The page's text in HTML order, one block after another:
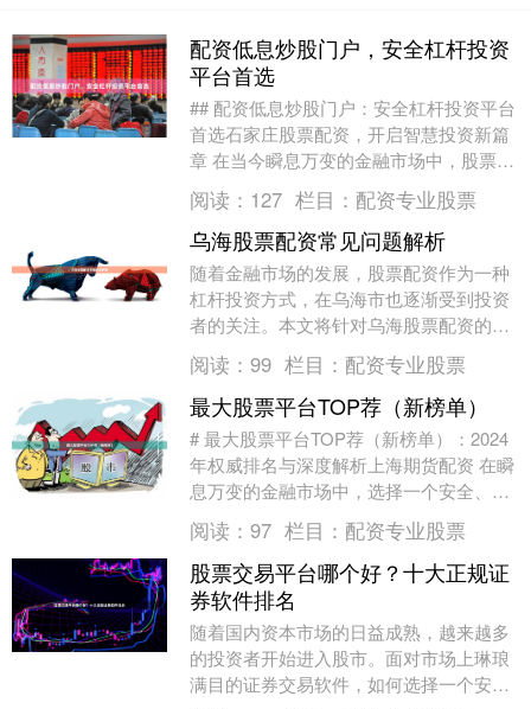
配资低息炒股门户，安全杠杆投资
平台首选
## 配资低息炒股门户：安全杠杆投资平台
首选石家庄股票配资，开启智慧投资新篇
章 在当今瞬息万变的金融市场中，股票投
资以其潜在的丰厚回报吸引着众多投资
者。然而，资....
阅读： 127 栏目： 配资专业股票
乌海股票配资常见问题解析
随着金融市场的发展，股票配资作为一种
杠杆投资方式，在乌海市也逐渐受到投资
者的关注。本文将针对乌海股票配资的常
见问题进行解析，帮助投资者更好地了解
这一投资工具。 ....
阅读： 99 栏目： 配资专业股票
最大股票平台TOP荐（新榜单）
# 最大股票平台TOP荐（新榜单）：2024
年权威排名与深度解析上海期货配资 在瞬
息万变的金融市场中，选择一个安全、高
效、功能强大的股票交易平台，是每一位
投资者....
阅读： 97 栏目： 配资专业股票
股票交易平台哪个好？十大正规证
券软件排名
随着国内资本市场的日益成熟，越来越多
的投资者开始进入股市。面对市场上琳琅
满目的证券交易软件，如何选择一个安